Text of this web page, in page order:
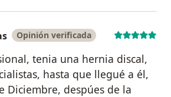
Opinión verificada
tenia una hernia discal,
hasta que llegué a él,
Diciembre, despúes de la